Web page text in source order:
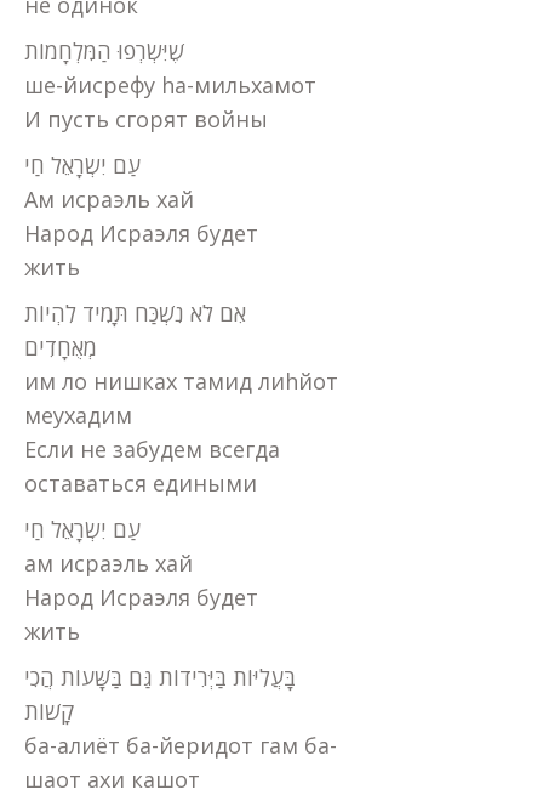
שֶׁיִּשְׂרְפוּ הַמִּלְחָמוֹת
ше-йисрефу hа-мильхамот
И пусть сгорят войны
עַם יִשְׂרָאֵל חַי
Ам исраэль хай
Народ Исраэля будет
жить
אִם לֹא נִשְׁכַּח תָּמִיד לִהְיוֹת
מְאֻחָדִים
им ло нишках тамид лиhйот
меухадим
Если не забудем всегда
оставаться едиными
עַם יִשְׂרָאֵל חַי
ам исраэль хай
Народ Исраэля будет
жить
בָּעֲלִיּוֹת בַּיְּרִידוֹת גַּם בַּשָּׁעוֹת הֲכִי
קָשׁוֹת
ба-алиёт ба-йеридот гам ба-
шаот ахи кашот